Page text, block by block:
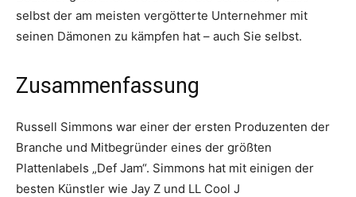
selbst der am meisten vergötterte Unternehmer mit
seinen Dämonen zu kämpfen hat – auch Sie selbst.
Zusammenfassung
Russell Simmons war einer der ersten Produzenten der
Branche und Mitbegründer eines der größten
Plattenlabels „Def Jam“. Simmons hat mit einigen der
besten Künstler wie Jay Z und LL Cool J